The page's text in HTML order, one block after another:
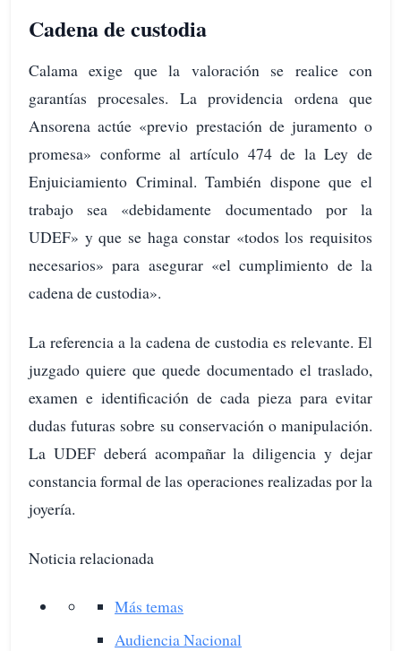
Cadena de custodia
Calama exige que la valoración se realice con
garantías procesales. La providencia ordena que
Ansorena actúe «previo prestación de juramento o
promesa» conforme al artículo 474 de la Ley de
Enjuiciamiento Criminal. También dispone que el
trabajo sea «debidamente documentado por la
UDEF» y que se haga constar «todos los requisitos
necesarios» para asegurar «el cumplimiento de la
cadena de custodia».
La referencia a la cadena de custodia es relevante. El
juzgado quiere que quede documentado el traslado,
examen e identificación de cada pieza para evitar
dudas futuras sobre su conservación o manipulación.
La UDEF deberá acompañar la diligencia y dejar
constancia formal de las operaciones realizadas por la
joyería.
Noticia relacionada
Más temas
Audiencia Nacional